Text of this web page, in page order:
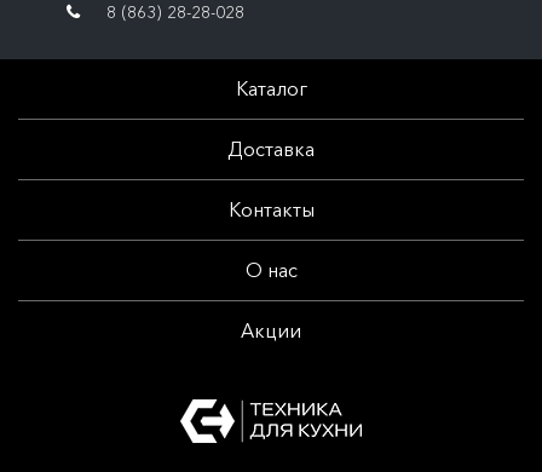
8 (863) 28-28-028
Каталог
Доставка
Контакты
О нас
Акции